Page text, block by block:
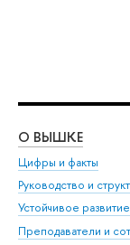
О ВЫШКЕ
Цифры и факты
Руководство и
Устойчивое
Преподаватели и